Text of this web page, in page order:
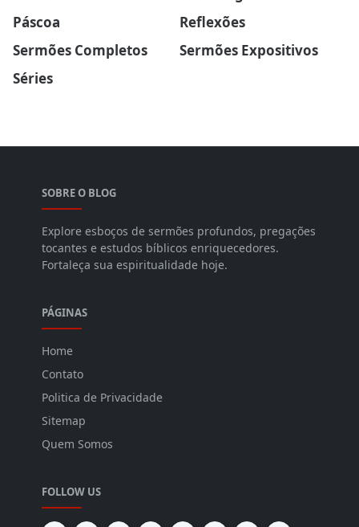
Páscoa
Reflexões
Sermões Completos
Sermões Expositivos
Séries
SOBRE O BLOG
Explore esboços de sermões profundos, pregações
tocantes e estudos bíblicos enriquecedores.
Fortaleça sua espiritualidade hoje.
PÁGINAS
Home
Contato
Politica de Privacidade
Sitemap
Quem Somos
FOLLOW US